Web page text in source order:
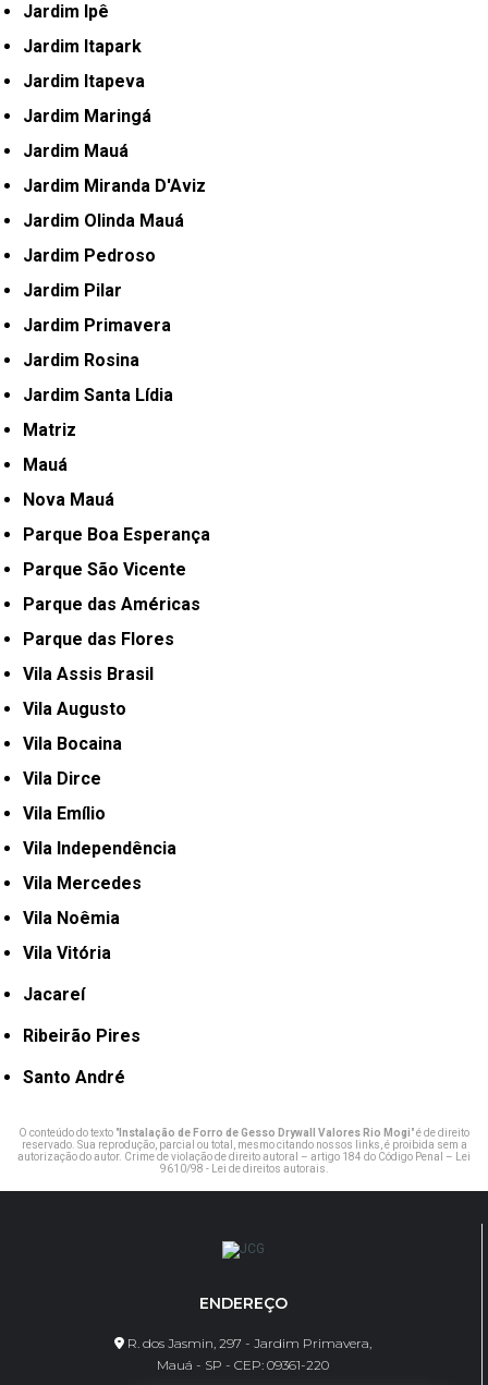
Jardim Ipê
Jardim Itapark
Jardim Itapeva
Jardim Maringá
Jardim Mauá
Jardim Miranda D'Aviz
Jardim Olinda Mauá
Jardim Pedroso
Jardim Pilar
Jardim Primavera
Jardim Rosina
Jardim Santa Lídia
Matriz
Mauá
Nova Mauá
Parque Boa Esperança
Parque São Vicente
Parque das Américas
Parque das Flores
Vila Assis Brasil
Vila Augusto
Vila Bocaina
Vila Dirce
Vila Emílio
Vila Independência
Vila Mercedes
Vila Noêmia
Vila Vitória
Jacareí
Ribeirão Pires
Santo André
O conteúdo do texto " Instalação de Forro de Gesso Drywall Valores Rio Mogi" é de direito
reservado. Sua reprodução, parcial ou total, mesmo citando nossos links, é proibida sem a
autorização do autor. Crime de violação de direito autoral – artigo 184 do Código Penal – Lei
9610/98 - Lei de direitos autorais.
ENDEREÇO
R. dos Jasmin, 297 - Jardim Primavera,
Mauá - SP - CEP: 09361-220